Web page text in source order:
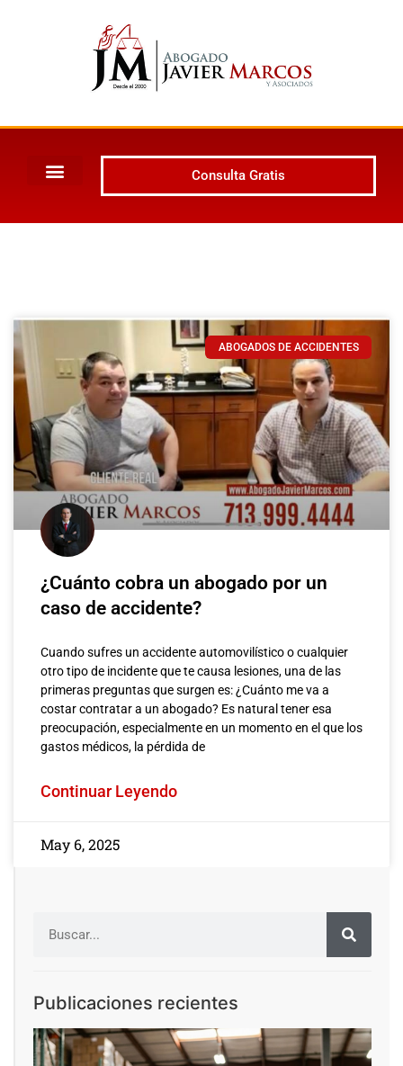
Consulta Gratis
ABOGADOS DE ACCIDENTES
¿Cuánto cobra un abogado por un
caso de accidente?
Cuando sufres un accidente automovilístico o cualquier
otro tipo de incidente que te causa lesiones, una de las
primeras preguntas que surgen es: ¿Cuánto me va a
costar contratar a un abogado? Es natural tener esa
preocupación, especialmente en un momento en el que los
gastos médicos, la pérdida de
Continuar Leyendo
May 6, 2025
Publicaciones recientes